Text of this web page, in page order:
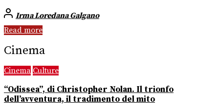
Irma Loredana Galgano
Read more
Cinema
Cinema Culture
“Odissea”, di Christopher Nolan. Il trionfo
dell’avventura, il tradimento del mito